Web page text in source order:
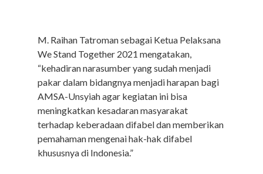
M. Raihan Tatroman sebagai Ketua Pelaksana
We Stand Together 2021 mengatakan,
“kehadiran narasumber yang sudah menjadi
pakar dalam bidangnya menjadi harapan bagi
AMSA-Unsyiah agar kegiatan ini bisa
meningkatkan kesadaran masyarakat
terhadap keberadaan difabel dan memberikan
pemahaman mengenai hak-hak difabel
khususnya di Indonesia.”